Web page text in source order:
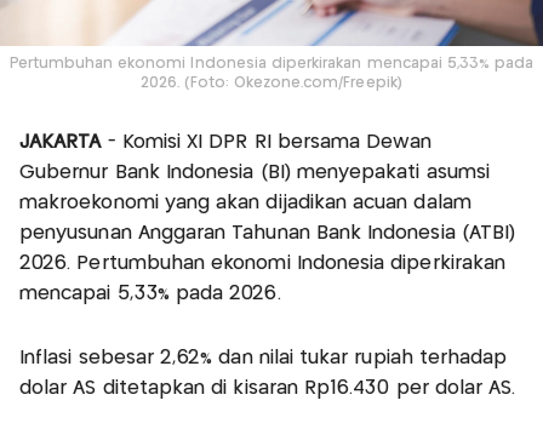
Pertumbuhan ekonomi Indonesia diperkirakan mencapai 5,33% pada
2026. (Foto: Okezone.com/Freepik)
JAKARTA - Komisi XI DPR RI bersama Dewan
Gubernur Bank Indonesia (BI) menyepakati asumsi
makroekonomi yang akan dijadikan acuan dalam
penyusunan Anggaran Tahunan Bank Indonesia (ATBI)
2026. Pertumbuhan ekonomi Indonesia diperkirakan
mencapai 5,33% pada 2026.
Inflasi sebesar 2,62% dan nilai tukar rupiah terhadap
dolar AS ditetapkan di kisaran Rp16.430 per dolar AS.